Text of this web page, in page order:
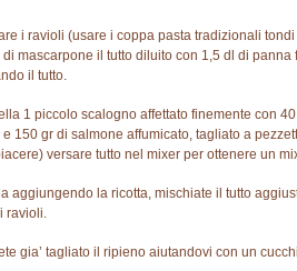
i ravioli (usare i coppa pasta tradizionali
di mascarpone il tutto diluito con 1,5 dl di
il tutto.
1 piccolo scalogno affettato finemente con
150 gr di salmone affumicato, tagliato a
versare tutto nel mixer per ottenere un
aggiungendo la ricotta, mischiate il tutto
ravioli.
gia’ tagliato il ripieno aiutandovi con un